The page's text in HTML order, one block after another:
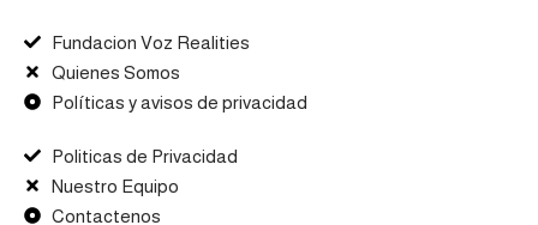
Fundacion Voz Realities
Quienes Somos
Políticas y avisos de privacidad
Politicas de Privacidad
Nuestro Equipo
Contactenos